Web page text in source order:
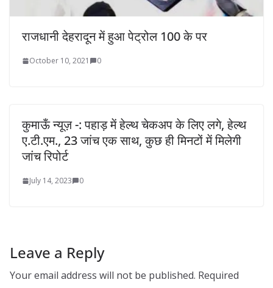
राजधानी देहरादून में हुआ पेट्रोल 100 के पर
October 10, 2021 0
कुमाऊँ न्यूज़ -: पहाड़ में हेल्थ चेकअप के लिए लगे, हेल्थ
ए.टी.एम., 23 जांच एक साथ, कुछ ही मिनटों में मिलेगी
जांच रिपोर्ट
July 14, 2023 0
Leave a Reply
Your email address will not be published. Required